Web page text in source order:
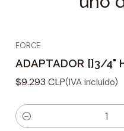
FORCE
ADAPTADOR []3/4"
$9.293 CLP(IVA incluido)
C